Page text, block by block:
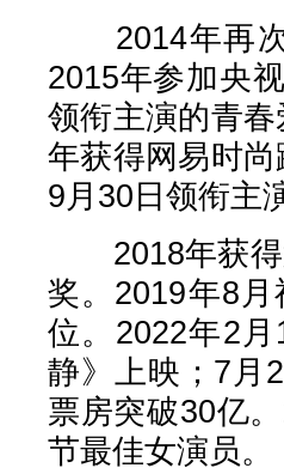
2014年再次
2015年参加央
领衔主演的青
年获得网易时
9月30日领衔主
2018年获得
奖。2019年8
位。2022年2
静》上映；7月
票房突破30亿
节最佳女演员。